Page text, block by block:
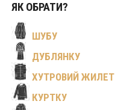
ЯК ОБРАТИ?
ШУБУ
ДУБЛЯНКУ
ХУТРОВИЙ ЖИЛЕТ
КУРТКУ